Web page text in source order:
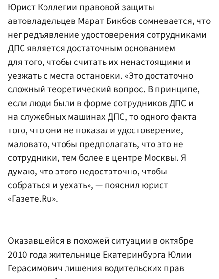
Юрист Коллегии правовой защиты
автовладельцев Марат Бикбов сомневается, что
непредъявление удостоверения сотрудниками
ДПС является достаточным основанием
для того, чтобы считать их ненастоящими и
уезжать с места остановки. «Это достаточно
сложный теоретический вопрос. В принципе,
если люди были в форме сотрудников ДПС и
на служебных машинах ДПС, то одного факта
того, что они не показали удостоверение,
маловато, чтобы предполагать, что это не
сотрудники, тем более в центре Москвы. Я
думаю, что этого недостаточно, чтобы
собраться и уехать», — пояснил юрист
«Газете.Ru».
Оказавшейся в похожей ситуации в октябре
2010 года жительнице Екатеринбурга Юлии
Герасимович лишения водительских прав